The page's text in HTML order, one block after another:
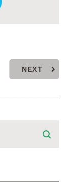
NEXT